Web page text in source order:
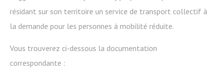
résidant sur son territoire un service de transport collectif à
la demande pour les personnes à mobilité réduite.
Vous trouverez ci-dessous la documentation
correspondante :